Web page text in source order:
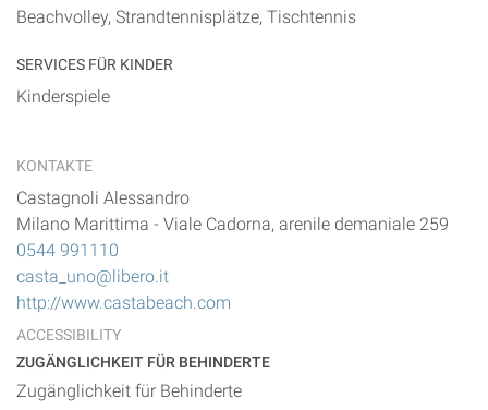
Beachvolley, Strandtennisplätze, Tischtennis
SERVICES FÜR KINDER
Kinderspiele
KONTAKTE
Castagnoli Alessandro
Milano Marittima - Viale Cadorna, arenile demaniale 259
0544 991110
casta_uno@libero.it
http://www.castabeach.com
ACCESSIBILITY
ZUGÄNGLICHKEIT FÜR BEHINDERTE
Zugänglichkeit für Behinderte